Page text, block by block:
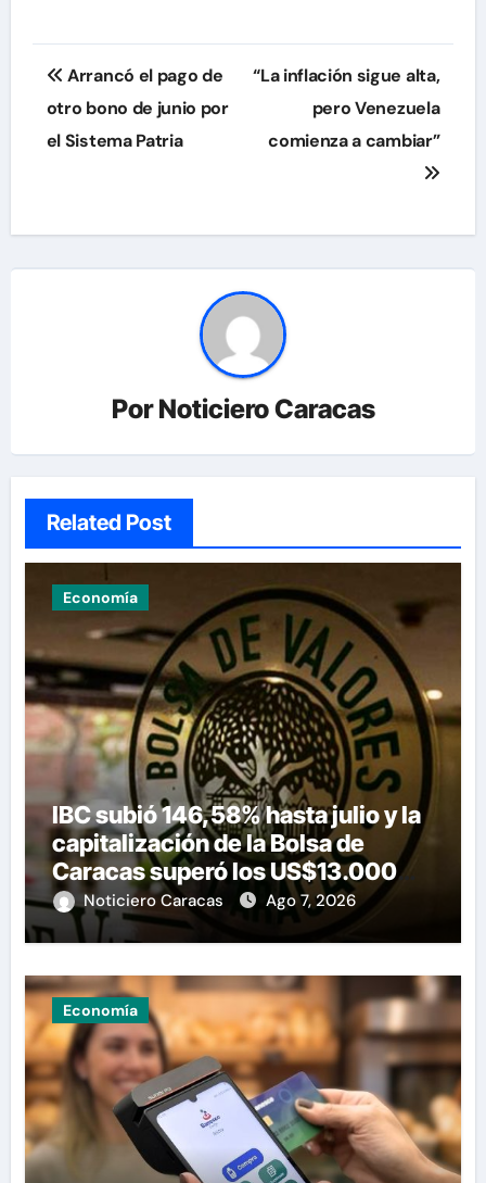
Navegación
de
entradas
Arrancó el pago de
otro bono de junio por
el Sistema Patria
“La inflación sigue alta,
pero Venezuela
comienza a cambiar”
PorNoticiero Caracas
Related Post
Economía
IBC subió 146,58% hasta julio y la
capitalización de la Bolsa de
Caracas superó los US$13.000
millones
Noticiero Caracas Ago 7, 2026
Economía